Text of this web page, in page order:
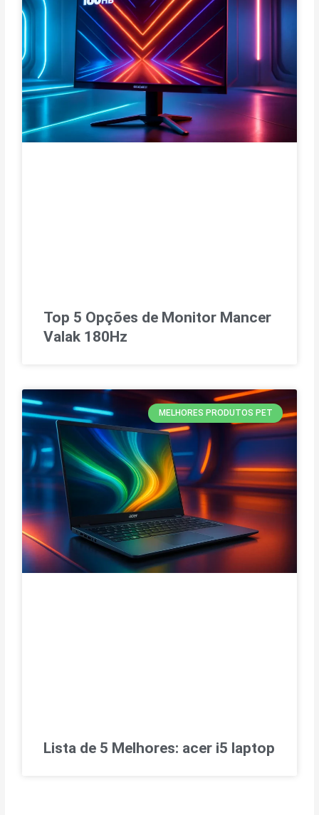
Top 5 Opções de Monitor Mancer
Valak 180Hz
MELHORES PRODUTOS PET
Lista de 5 Melhores: acer i5 laptop